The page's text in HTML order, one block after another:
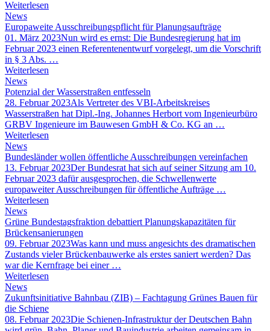
Weiterlesen
News
Europaweite Ausschreibungspflicht für Planungsaufträge
01. März 2023Nun wird es ernst: Die Bundesregierung hat im
Februar 2023 einen Referentenentwurf vorgelegt, um die Vorschrift
in § 3 Abs. …
Weiterlesen
News
Potenzial der Wasserstraßen entfesseln
28. Februar 2023Als Vertreter des VBI-Arbeitskreises
Wasserstraßen hat Dipl.-Ing. Johannes Herbort vom Ingenieurbüro
GRBV Ingenieure im Bauwesen GmbH & Co. KG an …
Weiterlesen
News
Bundesländer wollen öffentliche Ausschreibungen vereinfachen
13. Februar 2023Der Bundesrat hat sich auf seiner Sitzung am 10.
Februar 2023 dafür ausgesprochen, die Schwellenwerte
europaweiter Ausschreibungen für öffentliche Aufträge …
Weiterlesen
News
Grüne Bundestagsfraktion debattiert Planungskapazitäten für
Brückensanierungen
09. Februar 2023Was kann und muss angesichts des dramatischen
Zustands vieler Brückenbauwerke als erstes saniert werden? Das
war die Kernfrage bei einer …
Weiterlesen
News
Zukunftsinitiative Bahnbau (ZIB) – Fachtagung Grünes Bauen für
die Schiene
08. Februar 2023Die Schienen-Infrastruktur der Deutschen Bahn